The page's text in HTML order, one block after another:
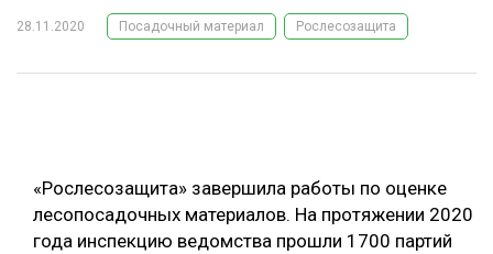
ЛЕСНОЕ ХОЗЯЙСТВО
ЛЕСОЗАГОТОВКА
БИОЭНЕРГЕТИКА
ЛЕСОВОССТАНОВЛЕНИЕ И ЗАЩИТА
ТЕМАТИЧЕСКИЕ ПРОЕКТЫ
ЭКСПЕРТНОЕ МНЕНИЕ
28.11.2020 Посадочный материал Рослесозащита
«Рослесозащита» завершила работы по оценке
лесопосадочных материалов. На протяжении 2020
года инспекцию ведомства прошли 1700 партий